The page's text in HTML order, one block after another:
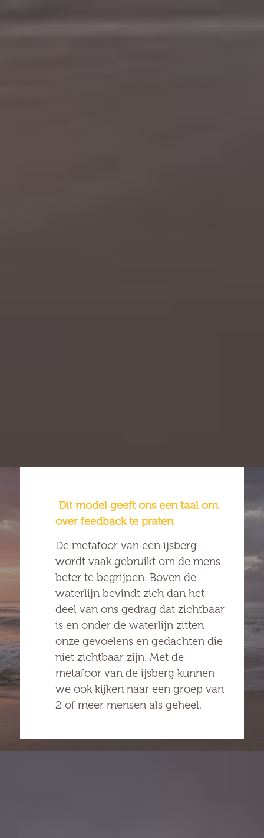
Dit model geeft ons een taal om
over feedback te praten
De metafoor van een ijsberg
wordt vaak gebruikt om de mens
beter te begrijpen. Boven de
waterlijn bevindt zich dan het
deel van ons gedrag dat zichtbaar
is en onder de waterlijn zitten
onze gevoelens en gedachten die
niet zichtbaar zijn. Met de
metafoor van de ijsberg kunnen
we ook kijken naar een groep van
2 of meer mensen als geheel.